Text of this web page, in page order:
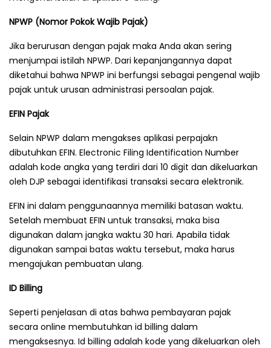
NPWP (Nomor Pokok Wajib Pajak)
Jika berurusan dengan pajak maka Anda akan sering
menjumpai istilah NPWP. Dari kepanjangannya dapat
diketahui bahwa NPWP ini berfungsi sebagai pengenal wajib
pajak untuk urusan administrasi persoalan pajak.
EFIN Pajak
Selain NPWP dalam mengakses aplikasi perpajakn
dibutuhkan EFIN. Electronic Filing Identification Number
adalah kode angka yang terdiri dari 10 digit dan dikeluarkan
oleh DJP sebagai identifikasi transaksi secara elektronik.
EFIN ini dalam penggunaannya memiliki batasan waktu.
Setelah membuat EFIN untuk transaksi, maka bisa
digunakan dalam jangka waktu 30 hari. Apabila tidak
digunakan sampai batas waktu tersebut, maka harus
mengajukan pembuatan ulang.
ID Billing
Seperti penjelasan di atas bahwa pembayaran pajak
secara online membutuhkan id billing dalam
mengaksesnya. Id billing adalah kode yang dikeluarkan oleh